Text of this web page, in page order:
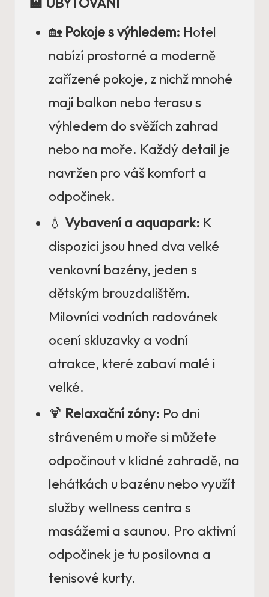
🏡 Pokoje s výhledem: Hotel
nabízí prostorné a moderně
zařízené pokoje, z nichž mnohé
mají balkon nebo terasu s
výhledem do svěžích zahrad
nebo na moře. Každý detail je
navržen pro váš komfort a
odpočinek.
💧 Vybavení a aquapark: K
dispozici jsou hned dva velké
venkovní bazény, jeden s
dětským brouzdalištěm.
Milovníci vodních radovánek
ocení skluzavky a vodní
atrakce, které zabaví malé i
velké.
🍹 Relaxační zóny: Po dni
stráveném u moře si můžete
odpočinout v klidné zahradě, na
lehátkách u bazénu nebo využít
služby wellness centra s
masážemi a saunou. Pro aktivní
odpočinek je tu posilovna a
tenisové kurty.